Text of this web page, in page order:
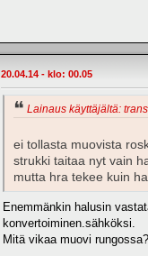
20.04.14 - klo: 00.05
Lainaus käyttäjältä:
ei tollasta muovista
strukki taitaa nyt vain
mutta hra tekee kuin
Enemmänkin halusin
konvertoiminen.sähköksi.
Mitä vikaa muovi